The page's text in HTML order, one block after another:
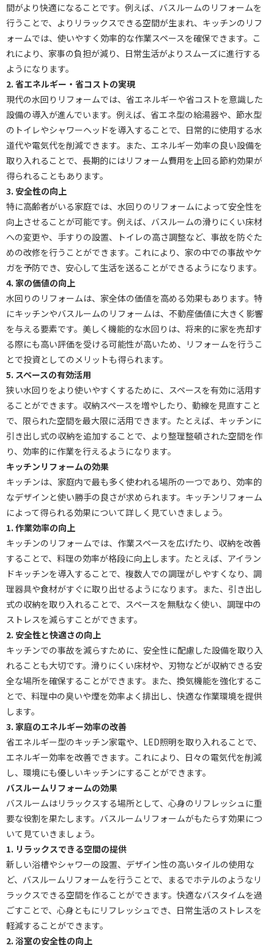
間がより快適になることです。例えば、バスルームのリフォームを
行うことで、よりリラックスできる空間が生まれ、キッチンのリフ
ォームでは、使いやすく効率的な作業スペースを確保できます。こ
れにより、家事の負担が減り、日常生活がよりスムーズに進行する
ようになります。
2. 省エネルギー・省コストの実現
現代の水回りリフォームでは、省エネルギーや省コストを意識した
設備の導入が進んでいます。例えば、省エネ型の給湯器や、節水型
のトイレやシャワーヘッドを導入することで、日常的に使用する水
道代や電気代を削減できます。また、エネルギー効率の良い設備を
取り入れることで、長期的にはリフォーム費用を上回る節約効果が
得られることもあります。
3. 安全性の向上
特に高齢者がいる家庭では、水回りのリフォームによって安全性を
向上させることが可能です。例えば、バスルームの滑りにくい床材
への変更や、手すりの設置、トイレの高さ調整など、事故を防ぐた
めの改修を行うことができます。これにより、家の中での事故やケ
ガを予防でき、安心して生活を送ることができるようになります。
4. 家の価値の向上
水回りのリフォームは、家全体の価値を高める効果もあります。特
にキッチンやバスルームのリフォームは、不動産価値に大きく影響
を与える要素です。美しく機能的な水回りは、将来的に家を売却す
る際にも高い評価を受ける可能性が高いため、リフォームを行うこ
とで投資としてのメリットも得られます。
5. スペースの有効活用
狭い水回りをより使いやすくするために、スペースを有効に活用す
ることができます。収納スペースを増やしたり、動線を見直すこと
で、限られた空間を最大限に活用できます。たとえば、キッチンに
引き出し式の収納を追加することで、より整理整頓された空間を作
り、効率的に作業を行えるようになります。
キッチンリフォームの効果
キッチンは、家庭内で最も多く使われる場所の一つであり、効率的
なデザインと使い勝手の良さが求められます。キッチンリフォーム
によって得られる効果について詳しく見ていきましょう。
1. 作業効率の向上
キッチンのリフォームでは、作業スペースを広げたり、収納を改善
することで、料理の効率が格段に向上します。たとえば、アイラン
ドキッチンを導入することで、複数人での調理がしやすくなり、調
理器具や食材がすぐに取り出せるようになります。また、引き出し
式の収納を取り入れることで、スペースを無駄なく使い、調理中の
ストレスを減らすことができます。
2. 安全性と快適さの向上
キッチンでの事故を減らすために、安全性に配慮した設備を取り入
れることも大切です。滑りにくい床材や、刃物などが収納できる安
全な場所を確保することができます。また、換気機能を強化するこ
とで、料理中の臭いや煙を効率よく排出し、快適な作業環境を提供
します。
3. 家庭のエネルギー効率の改善
省エネルギー型のキッチン家電や、LED照明を取り入れることで、
エネルギー効率を改善できます。これにより、日々の電気代を削減
し、環境にも優しいキッチンにすることができます。
バスルームリフォームの効果
バスルームはリラックスする場所として、心身のリフレッシュに重
要な役割を果たします。バスルームリフォームがもたらす効果につ
いて見ていきましょう。
1. リラックスできる空間の提供
新しい浴槽やシャワーの設置、デザイン性の高いタイルの使用な
ど、バスルームリフォームを行うことで、まるでホテルのようなリ
ラックスできる空間を作ることができます。快適なバスタイムを過
ごすことで、心身ともにリフレッシュでき、日常生活のストレスを
軽減することができます。
2. 浴室の安全性の向上